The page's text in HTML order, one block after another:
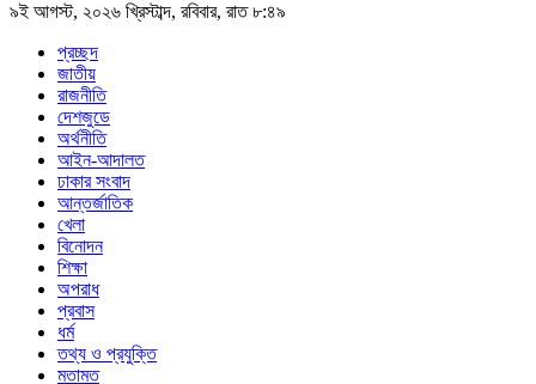
৯ই আগস্ট, ২০২৬ খ্রিস্টাব্দ, রবিবার, রাত ৮:৪৯
প্রচ্ছদ
জাতীয়
রাজনীতি
দেশজুডে
অর্থনীতি
আইন-আদালত
ঢাকার সংবাদ
আন্তর্জাতিক
খেলা
বিনোদন
শিক্ষা
অপরাধ
প্রবাস
ধর্ম
তথ্য ও প্রযুক্তি
মতামত